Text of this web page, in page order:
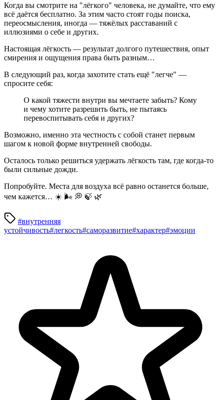
Когда вы смотрите на "лёгкого" человека, не думайте, что ему
всё даётся бесплатно. За этим часто стоят годы поиска,
переосмысления, иногда — тяжёлых расставаний с
иллюзиями о себе и других.
Настоящая лёгкость — результат долгого путешествия, опыт
смирения и ощущения права быть разным…
В следующий раз, когда захотите стать ещё "легче" —
спросите себя:
О какой тяжести внутри вы мечтаете забыть? Кому
и чему хотите разрешить быть, не пытаясь
перевоспитывать себя и других?
Возможно, именно эта честность с собой станет первым
шагом к новой форме внутренней свободы.
Осталось только решиться удержать лёгкость там, где когда-то
были сильные дожди.
Попробуйте. Места для воздуха всё равно останется больше,
чем кажется… ☀️ 🌬️ 💭 🍃 🌿
#внутренняя
устойчивость#легкость#саморазвитие#характер#эмоции